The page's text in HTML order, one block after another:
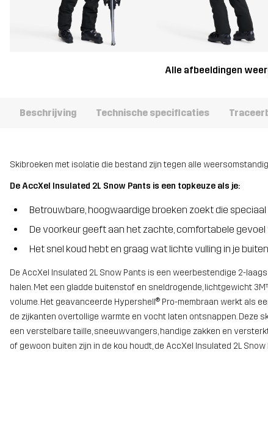
Alle afbeeldingen
Beschrijving Technische specificaties
Skibroeken met isolatie die bestand zijn tegen alle
De AccXel Insulated 2L Snow Pants is een topkeuze als je:
Betrouwbare, hoogwaardige broeken zoekt die
De voorkeur geeft aan het zachte, comfortabele
Het snel koud hebt en graag wat lichte vulling in je
De AccXel Insulated 2L Snow Pants is een weerbestendige 2-
halen. Met een gladde buitenstof en sneldrogende, lichtgewicht
volume. Het geavanceerde Hypershell® Pro-membraan werkt als
de zijkanten overtollige warmte en vocht laten ontsnappen. Deze
een verstelbare taille, sneeuwvangers, handige zakken en
of gewoon buiten zijn in de kou houdt, de AccXel Insulated 2L